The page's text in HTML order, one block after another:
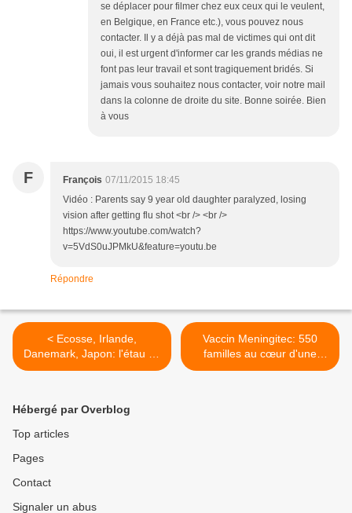
se déplacer pour filmer chez eux ceux qui le veulent,
en Belgique, en France etc.), vous pouvez nous
contacter. Il y a déjà pas mal de victimes qui ont dit
oui, il est urgent d'informer car les grands médias ne
font pas leur travail et sont tragiquement bridés. Si
jamais vous souhaitez nous contacter, voir notre mail
dans la colonne de droite du site. Bonne soirée. Bien
à vous
F François 07/11/2015 18:45
Vidéo : Parents say 9 year old daughter paralyzed, losing
vision after getting flu shot <br /> <br />
https://www.youtube.com/watch?
v=5VdS0uJPMkU&feature=youtu.be
Répondre
< Ecosse, Irlande,
Danemark, Japon: l'étau se
resserre autour des
Vaccin Meningitec: 550
familles au cœur d'une
affaire troublante >
Hébergé par Overblog
Top articles
Pages
Contact
Signaler un abus